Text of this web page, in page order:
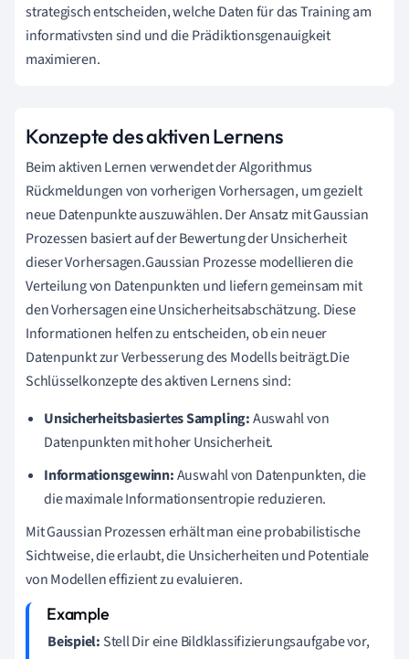
strategisch entscheiden, welche Daten für das Training am
informativsten sind und die Prädiktionsgenauigkeit
maximieren.
Konzepte des aktiven Lernens
Beim aktiven Lernen verwendet der Algorithmus
Rückmeldungen von vorherigen Vorhersagen, um gezielt
neue Datenpunkte auszuwählen. Der Ansatz mit Gaussian
Prozessen basiert auf der Bewertung der Unsicherheit
dieser Vorhersagen.Gaussian Prozesse modellieren die
Verteilung von Datenpunkten und liefern gemeinsam mit
den Vorhersagen eine Unsicherheitsabschätzung. Diese
Informationen helfen zu entscheiden, ob ein neuer
Datenpunkt zur Verbesserung des Modells beiträgt.Die
Schlüsselkonzepte des aktiven Lernens sind:
Unsicherheitsbasiertes Sampling:Auswahl von
Datenpunkten mit hoher Unsicherheit.
Informationsgewinn:Auswahl von Datenpunkten, die
die maximale Informationsentropie reduzieren.
Mit Gaussian Prozessen erhält man eine probabilistische
Sichtweise, die erlaubt, die Unsicherheiten und Potentiale
von Modellen effizient zu evaluieren.
Beispiel: Stell Dir eine Bildklassifizierungsaufgabe vor,